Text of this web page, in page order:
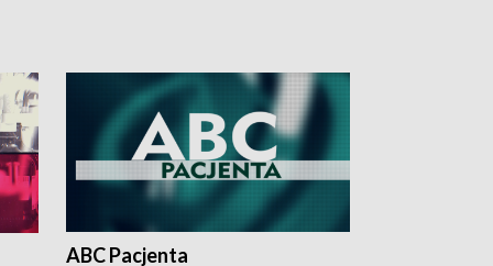
ABC Pacjenta